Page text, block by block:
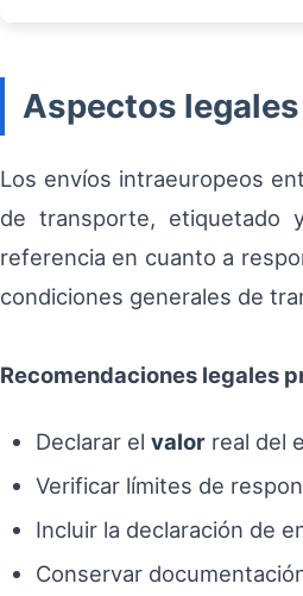
Aspectos
Los envíos intraeuropeos
de transporte, etiquetado
referencia en cuanto a
condiciones generales de
Recomendaciones legales
Declarar el valor real del
Verificar límites de
Incluir la declaración de
Conservar